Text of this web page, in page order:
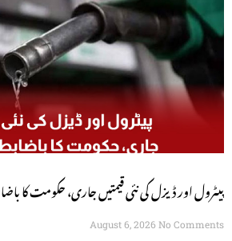
پیٹرول اور ڈیزل کی نئی قیمتیں جاری، حکومت کا
August 6, 2026 No Comments